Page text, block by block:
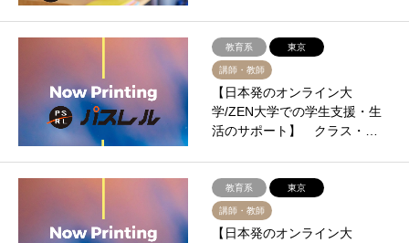
教育系 東京
講師・教師
【日本発のオンライン大
学/ZEN大学での学生支援・生
活のサポート】 クラス・…
教育系 東京
講師・教師
【日本発のオンライン大